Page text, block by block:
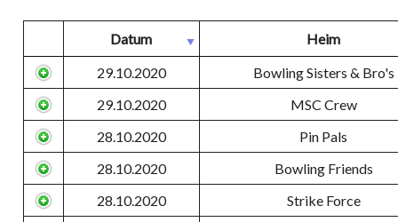
Datum
Heim
29.10.2020
Bowling Sisters & Bro's
29.10.2020
MSC Crew
28.10.2020
Pin Pals
28.10.2020
Bowling Friends
28.10.2020
Strike Force